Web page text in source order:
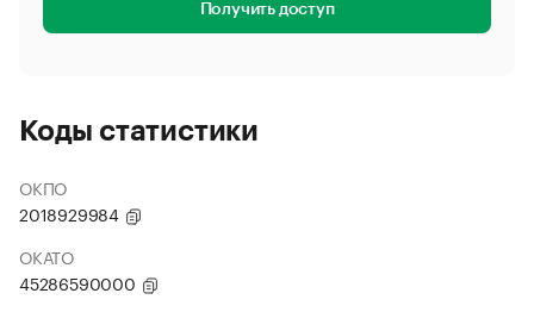
Получить доступ
Коды статистики
ОКПО
2018929984
ОКАТО
45286590000